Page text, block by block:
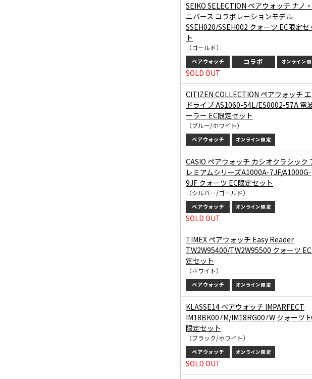
SEIKO SELECTION ペアウォッチ ナノ
ニバース コラボレーションモデル
SSEH020/SSEH002 クォーツ EC限定セ
ト
（ゴールド）
SOLD OUT
CITIZEN COLLECTION ペアウォッチ
ドライブ AS1060-54L/ES0002-57A 電
ーラー EC限定セット
（ブルー/ホワイト）
CASIO ペアウォッチ カシオクラシック
レミアムシリーズA1000A-7JF/A1000G-
9JF クォーツ EC限定セット
（シルバー/ゴールド）
SOLD OUT
TIMEX ペアウォッチ Easy Reader
TW2W95400/TW2W95500 クォーツ
定セット
（ホワイト）
KLASSE14 ペアウォッチ IMPARFECT
IM18BK007M/IM18RG007W クォーツ
限定セット
（ブラック/ホワイト）
SOLD OUT